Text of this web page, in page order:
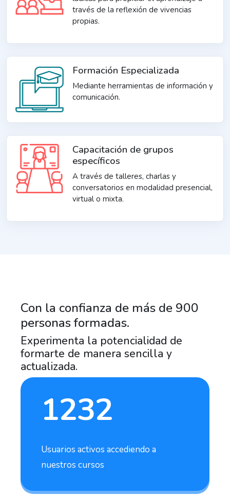
través de la reflexión de vivencias
propias.
Formación Especializada
Mediante herramientas de información y
comunicación.
Capacitación de grupos
específicos
A través de talleres, charlas y
conversatorios en modalidad presencial,
virtual o mixta.
Con la confianza de más de 900
personas formadas.
Experimenta la potencialidad de
formarte de manera sencilla y
actualizada.
1232
Usuarios activos accediendo a
nuestros cursos